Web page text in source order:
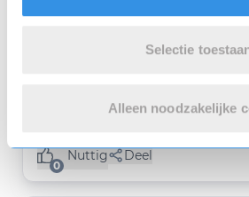
Selectie
Alleen noodzakelijke
Mijn toegang sleutel hanger
De toegang werd gewijzigd
Trainmore toegang chip.
0
Nuttig
(0 like) Deel